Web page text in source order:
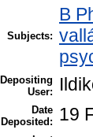
Subjects:
B
Depositing
User:
Date
Deposited:
19